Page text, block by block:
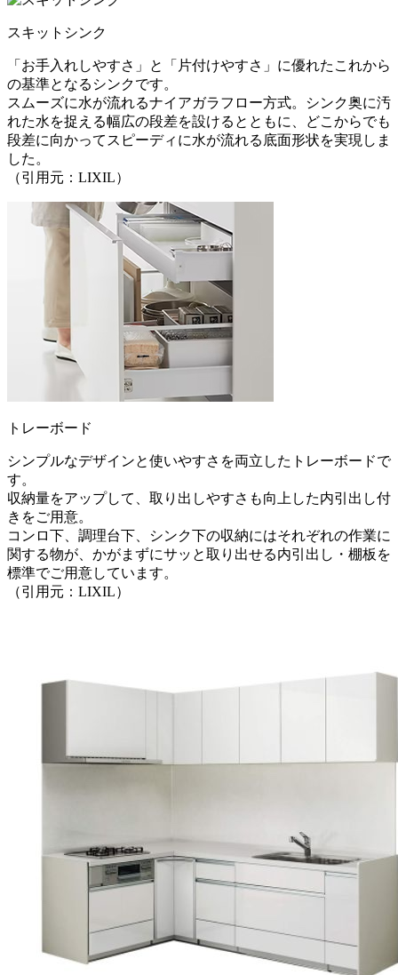
スキットシンク
「お手入れしやすさ」と「片付けやすさ」に優れたこれから
の基準となるシンクです。
スムーズに水が流れるナイアガラフロー方式。シンク奥に汚
れた水を捉える幅広の段差を設けるとともに、どこからでも
段差に向かってスピーディに水が流れる底面形状を実現しま
した。
（引用元：LIXIL）
トレーボード
シンプルなデザインと使いやすさを両立したトレーボードで
す。
収納量をアップして、取り出しやすさも向上した内引出し付
きをご用意。
コンロ下、調理台下、シンク下の収納にはそれぞれの作業に
関する物が、かがまずにサッと取り出せる内引出し・棚板を
標準でご用意しています。
（引用元：LIXIL）